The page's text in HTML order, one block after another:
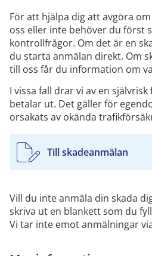
För att hjälpa dig att avgöra
oss eller inte behöver du först
kontrollfrågor. Om det är en
du starta anmälan direkt. Om
till oss får du information om
I vissa fall drar vi av en
betalar ut. Det gäller för
orsakats av okända
Till skadeanmälan
Vill du inte anmäla din skada
skriva ut en blankett som du
Vi tar inte emot anmälningar